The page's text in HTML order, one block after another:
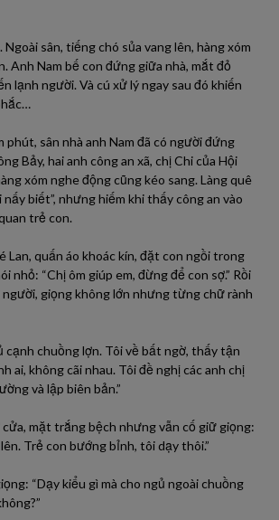
sân, tiếng chó sủa vang lên, hàng xóm
Anh Nam bế con đứng giữa nhà, mắt đỏ
lạnh người. Và cú xử lý ngay sau đó khiến
phút, sân nhà anh Nam đã có người đứng
Bảy, hai anh công an xã, chị Chi của Hội
xóm nghe động cũng kéo sang. Làng quê
nấy biết”, nhưng hiếm khi thấy công an vào
trẻ con.
Lan, quấn áo khoác kín, đặt con ngồi trong
nhỏ: “Chị ôm giúp em, đừng để con sợ.” Rồi
người, giọng không lớn nhưng từng chữ rành
cạnh chuồng lợn. Tôi về bất ngờ, thấy tận
ai, không cãi nhau. Tôi đề nghị các anh chị
và lập biên bản.”
mặt trắng bệch nhưng vẫn cố giữ giọng:
lên. Trẻ con bướng bỉnh, tôi dạy thôi.”
“Dạy kiểu gì mà cho ngủ ngoài chuồng